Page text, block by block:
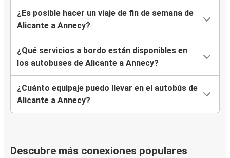
¿Es posible hacer un viaje de fin de semana de
Alicante a Annecy?
¿Qué servicios a bordo están disponibles en
los autobuses de Alicante a Annecy?
¿Cuánto equipaje puedo llevar en el autobús de
Alicante a Annecy?
Descubre más conexiones populares